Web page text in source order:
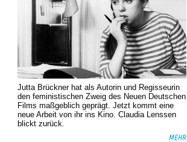
Jutta Brückner hat als Autorin und Regisseurin
den feministischen Zweig des Neuen Deutschen
Films maßgeblich geprägt. Jetzt kommt eine
neue Arbeit von ihr ins Kino. Claudia Lenssen
blickt zurück.
MEHR